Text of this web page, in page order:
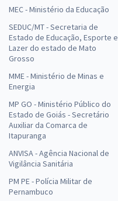
MEC - Ministério da Educação
SEDUC/MT - Secretaria de
Estado de Educação, Esporte e
Lazer do estado de Mato
Grosso
MME - Ministério de Minas e
Energia
MP GO - Ministério Público do
Estado de Goiás - Secretário
Auxiliar da Comarca de
Itapuranga
ANVISA - Agência Nacional de
Vigilância Sanitária
PM PE - Polícia Militar de
Pernambuco